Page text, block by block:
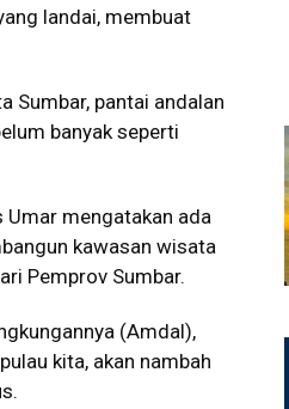
landai, membuat
Sumbar, pantai andalan
banyak seperti
Umar mengatakan ada
kawasan wisata
Pemprov Sumbar.
(Amdal),
kita, akan nambah